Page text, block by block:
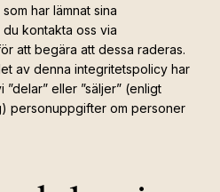
har lämnat sina
kontakta oss via
att begära att dessa raderas.
av denna integritetspolicy har
eller ”säljer” (enligt
personuppgifter om personer